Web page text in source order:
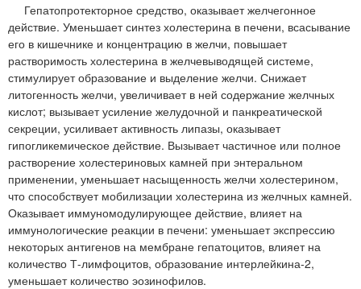
Гепатопротекторное средство, оказывает желчегонное
действие. Уменьшает синтез холестерина в печени, всасывание
его в кишечнике и концентрацию в желчи, повышает
растворимость холестерина в желчевыводящей системе,
стимулирует образование и выделение желчи. Снижает
литогенность желчи, увеличивает в ней содержание желчных
кислот; вызывает усиление желудочной и панкреатической
секреции, усиливает активность липазы, оказывает
гипогликемическое действие. Вызывает частичное или полное
растворение холестериновых камней при энтеральном
применении, уменьшает насыщенность желчи холестерином,
что способствует мобилизации холестерина из желчных камней.
Оказывает иммуномодулирующее действие, влияет на
иммунологические реакции в печени: уменьшает экспрессию
некоторых антигенов на мембране гепатоцитов, влияет на
количество Т-лимфоцитов, образование интерлейкина-2,
уменьшает количество эозинофилов.